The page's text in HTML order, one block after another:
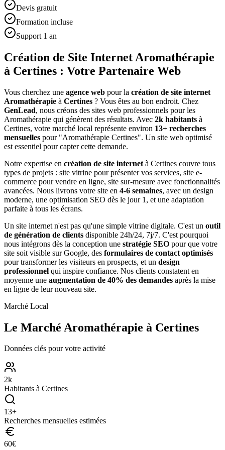
Devis gratuit
Formation incluse
Support 1 an
Création de Site Internet Aromathérapie
à Certines : Votre Partenaire Web
Vous cherchez une agence web pour la création de site internet
Aromathérapie à Certines ? Vous êtes au bon endroit. Chez
GenLead, nous créons des sites web professionnels pour les
Aromathérapie qui génèrent des résultats. Avec 2k habitants à
Certines, votre marché local représente environ 13+ recherches
mensuelles pour "Aromathérapie Certines". Un site web optimisé
est essentiel pour capter cette demande.
Notre expertise en création de site internet à Certines couvre tous
types de projets : site vitrine pour présenter vos services, site e-
commerce pour vendre en ligne, site sur-mesure avec fonctionnalités
avancées. Nous livrons votre site en 4-6 semaines, avec un design
moderne, une optimisation SEO dès le jour 1, et une adaptation
parfaite à tous les écrans.
Un site internet n'est pas qu'une simple vitrine digitale. C'est un outil
de génération de clients disponible 24h/24, 7j/7. C'est pourquoi
nous intégrons dès la conception une stratégie SEO pour que votre
site soit visible sur Google, des formulaires de contact optimisés
pour transformer les visiteurs en prospects, et un design
professionnel qui inspire confiance. Nos clients constatent en
moyenne une augmentation de 40% des demandes après la mise
en ligne de leur nouveau site.
Marché Local
Le Marché Aromathérapie à Certines
Données clés pour votre activité
2k
Habitants à Certines
13+
Recherches mensuelles estimées
60€